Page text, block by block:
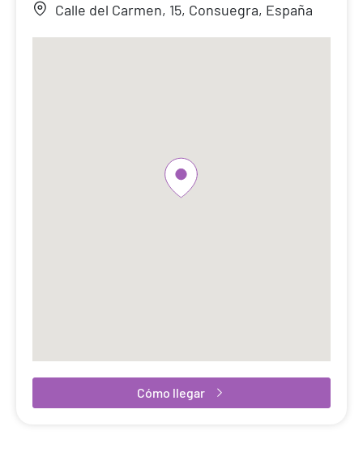
Calle del Carmen, 15, Consuegra, España
Cómo llegar